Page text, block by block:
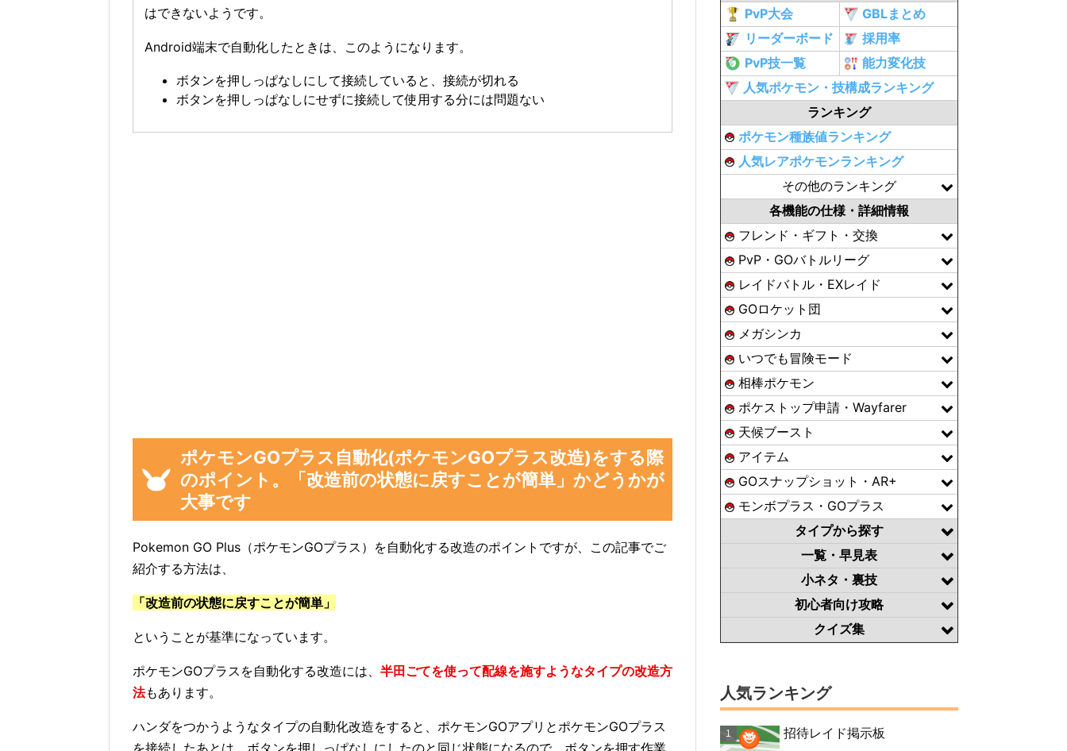
はできないようです。
Android端末で自動化したときは、このようになります。
ボタンを押しっぱなしにして接続していると、接続が切れる
ボタンを押しっぱなしにせずに接続して使用する分には問題ない
ポケモンGOプラス自動化(ポケモンGOプラス改造)をする際
のポイント。「改造前の状態に戻すことが簡単」かどうかが
大事です
Pokemon GO Plus（ポケモンGOプラス）を自動化する改造のポイントですが、この記事でご
紹介する方法は、
「改造前の状態に戻すことが簡単」
ということが基準になっています。
ポケモンGOプラスを自動化する改造には、 半田ごてを使って配線を施すようなタイプの改造方
法もあります。
ハンダをつかうようなタイプの自動化改造をすると、ポケモンGOアプリとポケモンGOプラス
PvP大会
GBLまとめ
リーダーボード
採用率
PvP技一覧
能力変化技
人気ポケモン・技構成ランキング
ランキング
ポケモン種族値ランキング
人気レアポケモンランキング
その他のランキング
各機能の仕様・詳細情報
フレンド・ギフト・交換
PvP・GOバトルリーグ
レイドバトル・EXレイド
GOロケット団
メガシンカ
いつでも冒険モード
相棒ポケモン
ポケストップ申請・Wayfarer
天候ブースト
アイテム
GOスナップショット・AR+
モンボプラス・GOプラス
タイプから探す
一覧・早見表
小ネタ・裏技
初心者向け攻略
クイズ集
人気ランキング
招待レイド掲示板